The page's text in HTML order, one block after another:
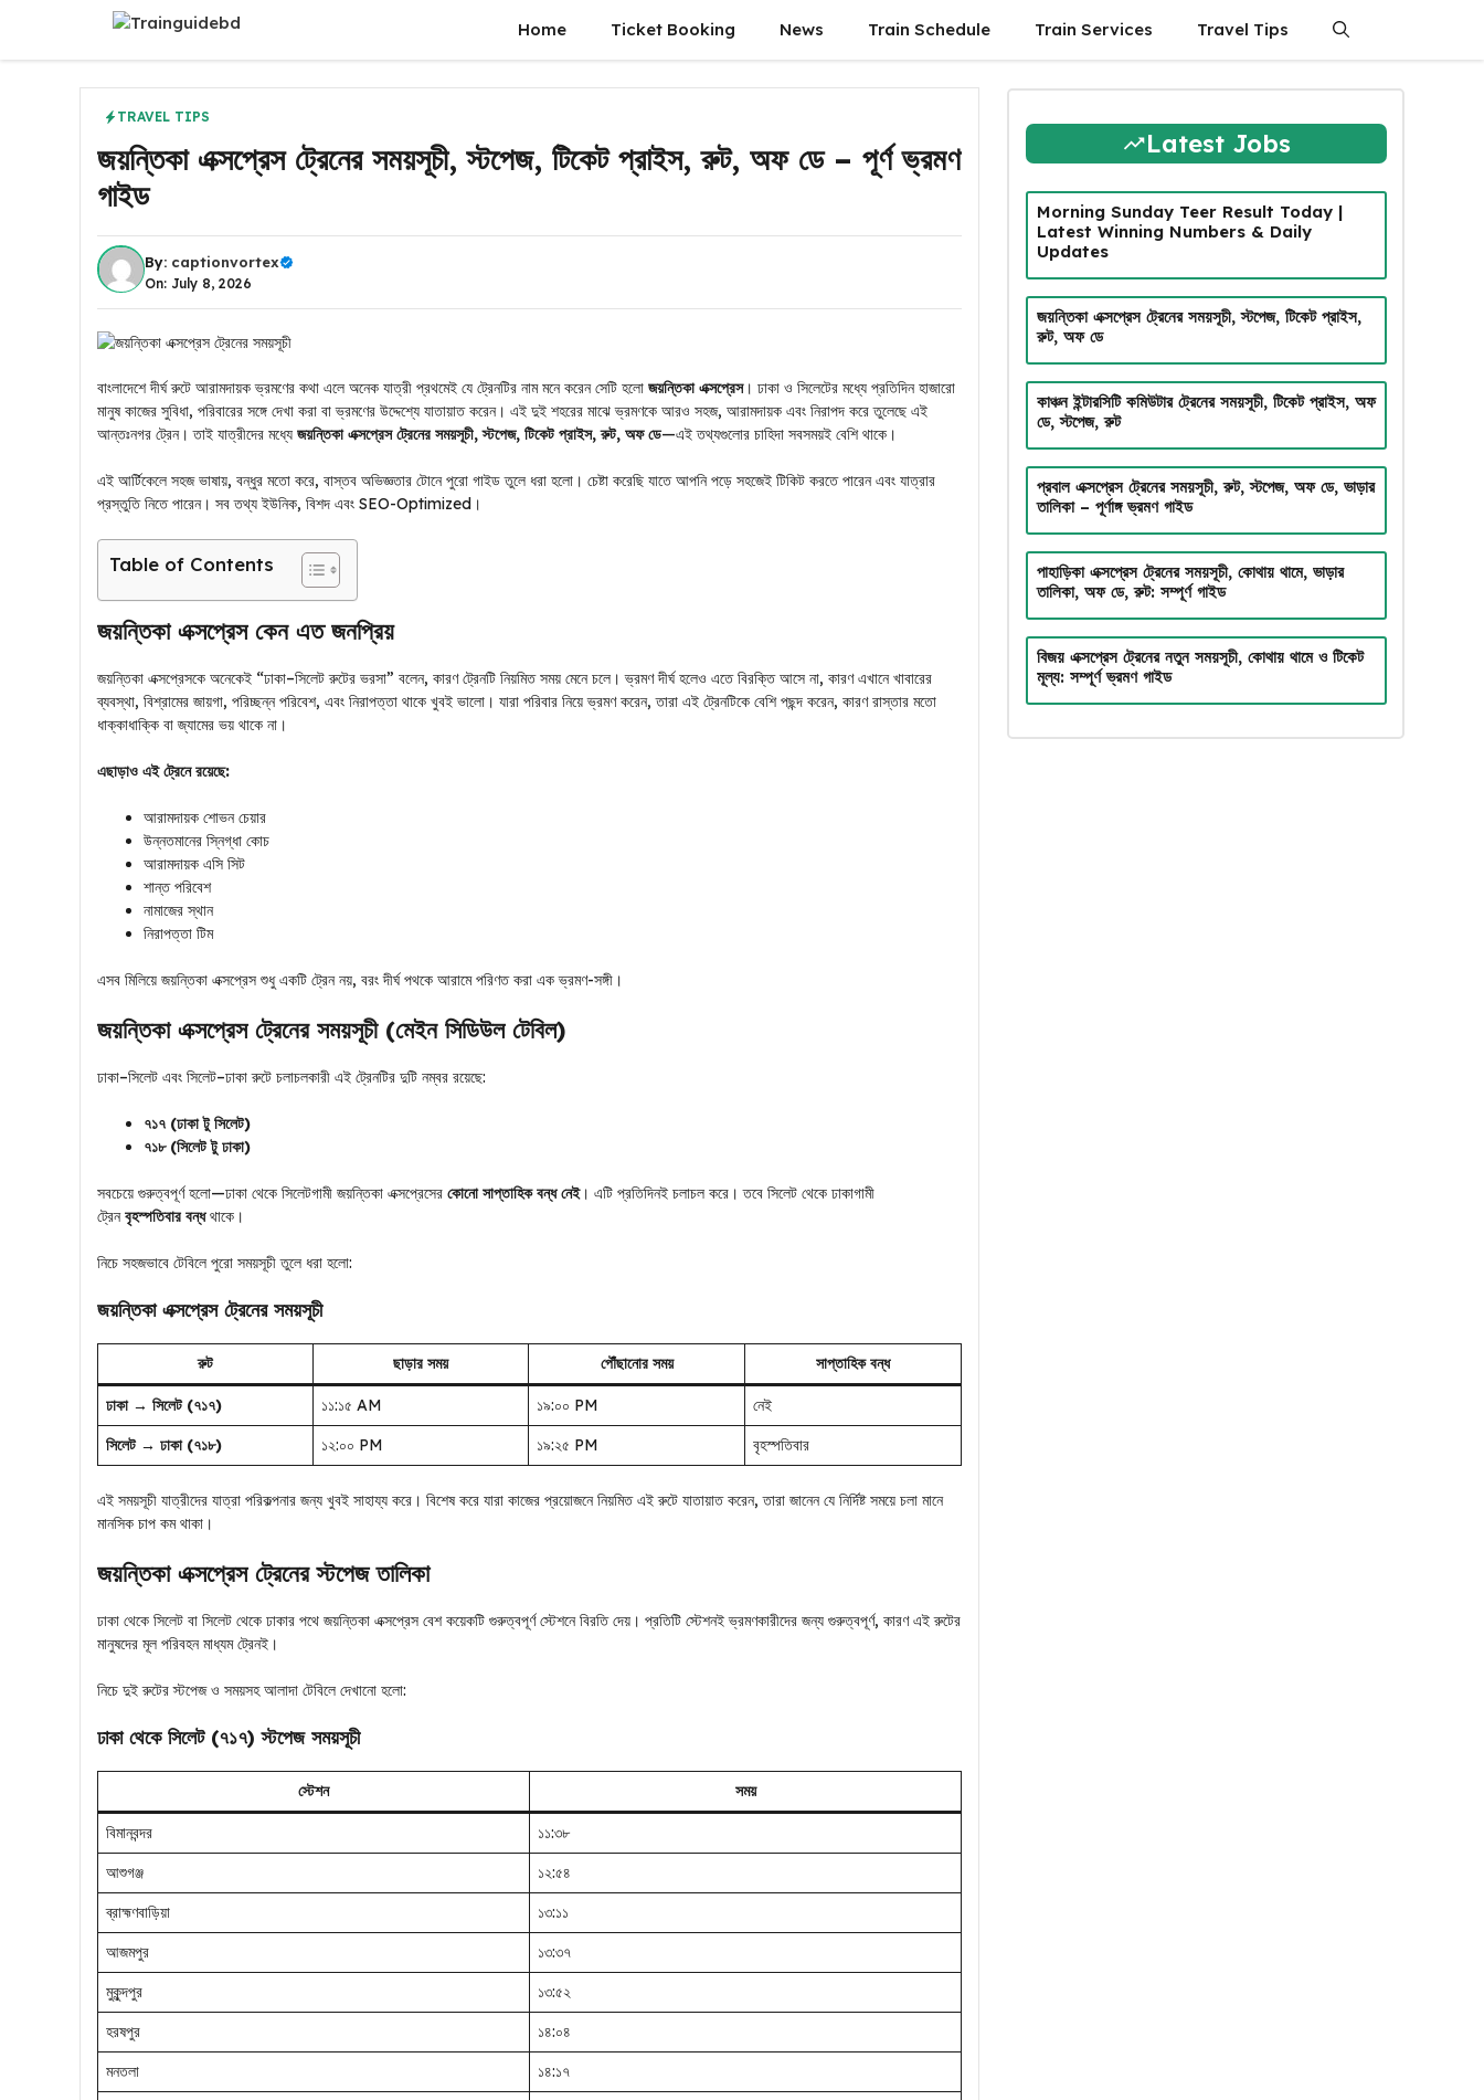
content
Home Ticket Booking News Train Schedule Train Services Travel Tips
TRAVEL TIPS
জয়ন্তিকা এক্সপ্রেস ট্রেনের সময়সূচী, স্টপেজ, টিকেট প্রাইস, রুট, অফ ডে – পূর্ণ ভ্রমণ
গাইড
By: captionvortex
On: July 8, 2026
বাংলাদেশে দীর্ঘ রুটে আরামদায়ক ভ্রমণের কথা এলে অনেক যাত্রী প্রথমেই যে ট্রেনটির নাম মনে করেন সেটি হলো জয়ন্তিকা এক্সপ্রেস। ঢাকা ও সিলেটের মধ্যে প্রতিদিন হাজারো
মানুষ কাজের সুবিধা, পরিবারের সঙ্গে দেখা করা বা ভ্রমণের উদ্দেশ্যে যাতায়াত করেন। এই দুই শহরের মাঝে ভ্রমণকে আরও সহজ, আরামদায়ক এবং নিরাপদ করে তুলেছে এই
আন্তঃনগর ট্রেন। তাই যাত্রীদের মধ্যে জয়ন্তিকা এক্সপ্রেস ট্রেনের সময়সূচী, স্টপেজ, টিকেট প্রাইস, রুট, অফ ডে—এই তথ্যগুলোর চাহিদা সবসময়ই বেশি থাকে।
এই আর্টিকেলে সহজ ভাষায়, বন্ধুর মতো করে, বাস্তব অভিজ্ঞতার টোনে পুরো গাইড তুলে ধরা হলো। চেষ্টা করেছি যাতে আপনি পড়ে সহজেই টিকিট করতে পারেন এবং যাত্রার
প্রস্তুতি নিতে পারেন। সব তথ্য ইউনিক, বিশদ এবং SEO-Optimized।
Table of Contents
জয়ন্তিকা এক্সপ্রেস কেন এত জনপ্রিয়
জয়ন্তিকা এক্সপ্রেসকে অনেকেই “ঢাকা–সিলেট রুটের ভরসা” বলেন, কারণ ট্রেনটি নিয়মিত সময় মেনে চলে। ভ্রমণ দীর্ঘ হলেও এতে বিরক্তি আসে না, কারণ এখানে খাবারের
ব্যবস্থা, বিশ্রামের জায়গা, পরিচ্ছন্ন পরিবেশ, এবং নিরাপত্তা থাকে খুবই ভালো। যারা পরিবার নিয়ে ভ্রমণ করেন, তারা এই ট্রেনটিকে বেশি পছন্দ করেন, কারণ রাস্তার মতো
ধাক্কাধাক্কি বা জ্যামের ভয় থাকে না।
এছাড়াও এই ট্রেনে রয়েছে:
আরামদায়ক শোভন চেয়ার
উন্নতমানের স্নিগ্ধা কোচ
আরামদায়ক এসি সিট
শান্ত পরিবেশ
নামাজের স্থান
নিরাপত্তা টিম
এসব মিলিয়ে জয়ন্তিকা এক্সপ্রেস শুধু একটি ট্রেন নয়, বরং দীর্ঘ পথকে আরামে পরিণত করা এক ভ্রমণ-সঙ্গী।
জয়ন্তিকা এক্সপ্রেস ট্রেনের সময়সূচী (মেইন সিডিউল টেবিল)
ঢাকা–সিলেট এবং সিলেট–ঢাকা রুটে চলাচলকারী এই ট্রেনটির দুটি নম্বর রয়েছে:
৭১৭ (ঢাকা টু সিলেট)
৭১৮ (সিলেট টু ঢাকা)
সবচেয়ে গুরুত্বপূর্ণ হলো—ঢাকা থেকে সিলেটগামী জয়ন্তিকা এক্সপ্রেসের কোনো সাপ্তাহিক বন্ধ নেই। এটি প্রতিদিনই চলাচল করে। তবে সিলেট থেকে ঢাকাগামী
ট্রেনবৃহস্পতিবার বন্ধথাকে।
নিচে সহজভাবে টেবিলে পুরো সময়সূচী তুলে ধরা হলো:
জয়ন্তিকা এক্সপ্রেস ট্রেনের সময়সূচী
রুট ছাড়ার সময় পৌঁছানোর সময় সাপ্তাহিক বন্ধ
ঢাকা → সিলেট (৭১৭) ১১:১৫ AM ১৯:০০ PM
নেই
সিলেট → ঢাকা (৭১৮)
১২:০০ PM ১৯:২৫ PM বৃহস্পতিবার
এই সময়সূচী যাত্রীদের যাত্রা পরিকল্পনার জন্য খুবই সাহায্য করে। বিশেষ করে যারা কাজের প্রয়োজনে নিয়মিত এই রুটে যাতায়াত করেন, তারা জানেন যে নির্দিষ্ট সময়ে চলা মানে
মানসিক চাপ কম থাকা।
জয়ন্তিকা এক্সপ্রেস ট্রেনের স্টপেজ তালিকা
ঢাকা থেকে সিলেট বা সিলেট থেকে ঢাকার পথে জয়ন্তিকা এক্সপ্রেস বেশ কয়েকটি গুরুত্বপূর্ণ স্টেশনে বিরতি দেয়। প্রতিটি স্টেশনই ভ্রমণকারীদের জন্য গুরুত্বপূর্ণ, কারণ এই রুটের
মানুষদের মূল পরিবহন মাধ্যম ট্রেনই।
নিচে দুই রুটের স্টপেজ ও সময়সহ আলাদা টেবিলে দেখানো হলো:
ঢাকা থেকে সিলেট (৭১৭) স্টপেজ সময়সূচী
স্টেশন সময়
বিমানবন্দর
১১:৩৮
আশুগঞ্জ
১২:৫৪
ব্রাহ্মণবাড়িয়া
১৩:১১
আজমপুর
১৩:৩৭
মুকুন্দপুর
১৩:৫২
হরষপুর
১৪:০৪
মনতলা
১৪:১৭
Latest Jobs
Morning Sunday Teer Result Today |
Latest Winning Numbers & Daily
Updates
জয়ন্তিকা এক্সপ্রেস ট্রেনের সময়সূচী, স্টপেজ, টিকেট প্রাইস,
রুট, অফ ডে
কাঞ্চন ইন্টারসিটি কমিউটার ট্রেনের সময়সূচী, টিকেট প্রাইস, অফ
ডে, স্টপেজ, রুট
প্রবাল এক্সপ্রেস ট্রেনের সময়সূচী, রুট, স্টপেজ, অফ ডে, ভাড়ার
তালিকা – পূর্ণাঙ্গ ভ্রমণ গাইড
পাহাড়িকা এক্সপ্রেস ট্রেনের সময়সূচী, কোথায় থামে, ভাড়ার
তালিকা, অফ ডে, রুট: সম্পূর্ণ গাইড
বিজয় এক্সপ্রেস ট্রেনের নতুন সময়সূচী, কোথায় থামে ও টিকেট
মূল্য: সম্পূর্ণ ভ্রমণ গাইড